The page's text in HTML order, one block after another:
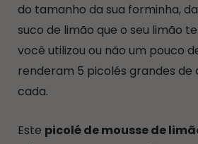
do tamanho da sua forminha,
suco de limão que o seu limão
você utilizou ou não um pouco
renderam 5 picolés grandes de
cada.
Este picolé de mousse de